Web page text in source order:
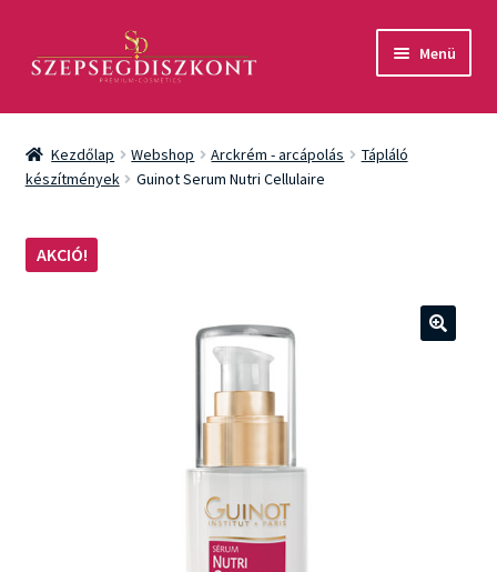
aa
Menü
Akció
Csomagok
Kezdőlap Webshop Arckrém - arcápolás
Tápláló
készítmények
Guinot Serum Nutri Cellulaire
AKCIÓ!